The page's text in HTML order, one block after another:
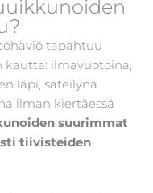
tapahtuu
kautta: ilmavuotoina,
läpi, säteilynä
ilman kiertäessä
suurimmat
tiivisteiden